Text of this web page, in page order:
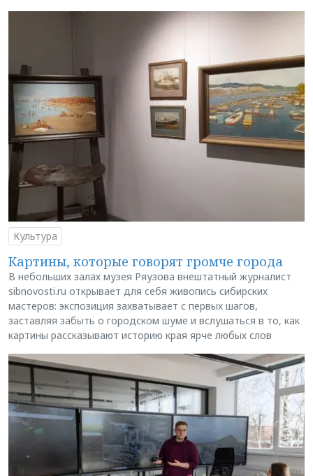
Культура
Картины, которые говорят громче города
В небольших залах музея Ряузова внештатный журналист
sibnovosti.ru открывает для себя живопись сибирских
мастеров: экспозиция захватывает с первых шагов,
заставляя забыть о городском шуме и вслушаться в то, как
картины рассказывают историю края ярче любых слов